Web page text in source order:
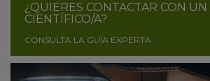
¿QUIERES CONTACTAR CON UN
CIENTÍFICO/A?
CONSULTA LA GUÍA EXPERTA